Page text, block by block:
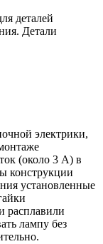
деталей
Детали
электрики,
(около 3 А) в
конструкции
установленные
расплавили
лампу без